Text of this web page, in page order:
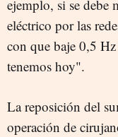
ejemplo, si se debe
eléctrico por las
con que baje 0,5
tenemos hoy".
La reposición del
operación de